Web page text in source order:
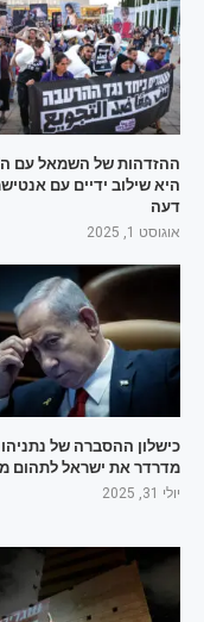
ההזדהות של השמאל עם
היא שילוב ידיים עם
דעה
אוגוסט 1, 2025
כישלון ההסברה של נתניהו
מדרדר את ישראל לתהום
יולי 31, 2025